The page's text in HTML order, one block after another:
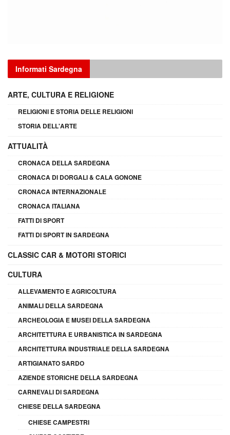
Informati Sardegna
ARTE, CULTURA E RELIGIONE
RELIGIONI E STORIA DELLE RELIGIONI
STORIA DELL'ARTE
ATTUALITÀ
CRONACA DELLA SARDEGNA
CRONACA DI DORGALI & CALA GONONE
CRONACA INTERNAZIONALE
CRONACA ITALIANA
FATTI DI SPORT
FATTI DI SPORT IN SARDEGNA
CLASSIC CAR & MOTORI STORICI
CULTURA
ALLEVAMENTO E AGRICOLTURA
ANIMALI DELLA SARDEGNA
ARCHEOLOGIA E MUSEI DELLA SARDEGNA
ARCHITETTURA E URBANISTICA IN SARDEGNA
ARCHITETTURA INDUSTRIALE DELLA SARDEGNA
ARTIGIANATO SARDO
AZIENDE STORICHE DELLA SARDEGNA
CARNEVALI DI SARDEGNA
CHIESE DELLA SARDEGNA
CHIESE CAMPESTRI